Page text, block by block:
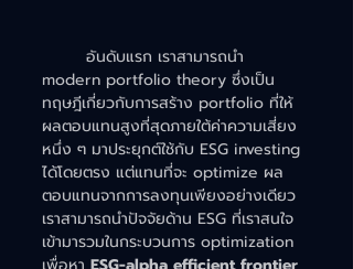
modern portfolio theory ซึ่งเป็น
ทฤษฎีเกี่ยวกับการสร้าง portfolio ที่ให้
ผลตอบแทนสูงที่สุดภายใต้ค่าความเสี่ยง
หนึ่ง ๆ มาประยุกต์ใช้กับ ESG investing
ได้โดยตรง แต่แทนที่จะ optimize ผล
ตอบแทนจากการลงทุนเพียงอย่างเดียว
เราสามารถนำปัจจัยด้าน ESG ที่เราสนใจ
เข้ามารวมในกระบวนการ optimization